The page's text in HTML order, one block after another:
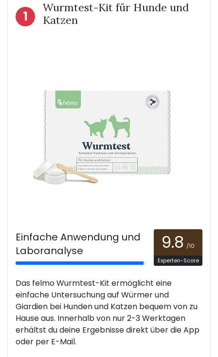
1
Wurmtest-Kit für Hunde und
Katzen
Einfache Anwendung und
Laboranalyse
9.8 /10
Experten-Score
Das felmo Wurmtest-Kit ermöglicht eine
einfache Untersuchung auf Würmer und
Giardien bei Hunden und Katzen bequem von zu
Hause aus. Innerhalb von nur 2-3 Werktagen
erhältst du deine Ergebnisse direkt über die App
oder per E-Mail.